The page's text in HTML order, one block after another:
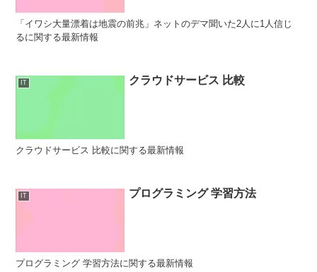
「イワシ大量漂着は地震の前兆」ネットのデマ聞いた2人に1人信じ
るに関する最新情報
IT クラウドサービス 比較
クラウドサービス 比較に関する最新情報
IT プログラミング 学習方法
プログラミング 学習方法に関する最新情報